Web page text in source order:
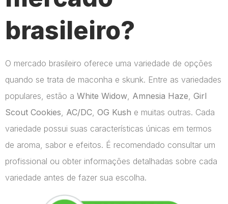
brasileiro?
O mercado brasileiro oferece uma variedade de opções
quando se trata de maconha e skunk. Entre as variedades
populares, estão a White Widow Amnesia Haze Girl
Scout Cookies AC/DC OG Kush e muitas outras. Cada
variedade possui suas características únicas em termos
de aroma, sabor e efeitos. É recomendado consultar um
profissional ou obter informações detalhadas sobre cada
variedade antes de fazer sua escolha.